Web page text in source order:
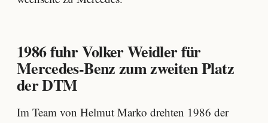
1986 fuhr Volker Weidler für
Mercedes-Benz zum zweiten Platz
der DTM
Im Team von Helmut Marko drehten 1986 der